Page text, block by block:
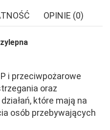
OPINIE (0)
i przeciwpożarowe
oraz
które mają na
osób przebywających